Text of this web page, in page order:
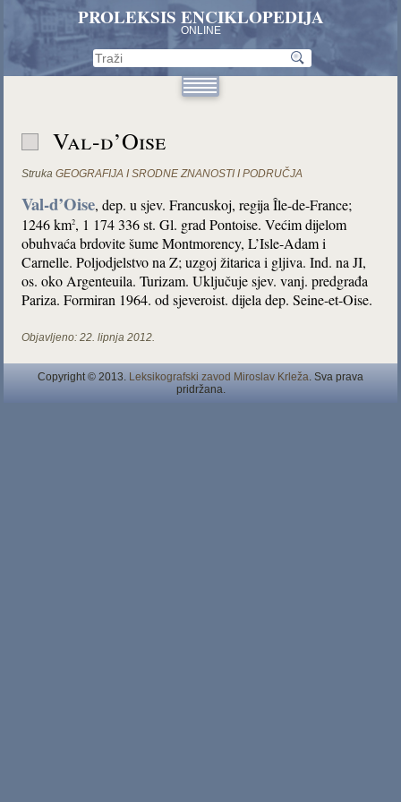
PROLEKSIS ENCIKLOPEDIJA
ONLINE
Val-d’Oise
Struka GEOGRAFIJA I SRODNE ZNANOSTI I PODRUČJA
Val-d’Oise, dep. u sjev. Francuskoj, regija Île-de-France;
1246 km2, 1 174 336 st. Gl. grad Pontoise. Većim dijelom
obuhvaća brdovite šume Montmorency, L’Isle-Adam i
Carnelle. Poljodjelstvo na Z; uzgoj žitarica i gljiva. Ind. na JI,
os. oko Argenteuila. Turizam. Uključuje sjev. vanj. predgrađa
Pariza. Formiran 1964. od sjeveroist. dijela dep. Seine-et-Oise.
Objavljeno: 22. lipnja 2012.
Copyright © 2013. Leksikografski zavod Miroslav Krleža. Sva prava
pridržana.